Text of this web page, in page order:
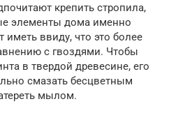
крепить стропила,
элементы дома именно
ввиду, что это более
с гвоздями. Чтобы
в твердой древесине, его
смазать бесцветным
мылом.